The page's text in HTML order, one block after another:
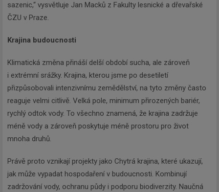
sazenic,“ vysvětluje Jan Macků z Fakulty lesnické a dřevařské
ČZU v Praze.
Krajina budoucnosti
Klimatická změna přináší delší období sucha, ale zároveň
i extrémní srážky. Krajina, kterou jsme po desetiletí
přizpůsobovali intenzivnímu zemědělství, na tyto změny často
reaguje velmi citlivě. Velká pole, minimum přirozených bariér,
rychlý odtok vody. To všechno znamená, že krajina zadržuje
méně vody a zároveň poskytuje méně prostoru pro život
mnoha druhů.
Právě proto vznikají projekty jako Chytrá krajina, které ukazují,
jak může vypadat hospodaření v budoucnosti. Kombinují
zadržování vody, ochranu půdy i podporu biodiverzity. Naučná